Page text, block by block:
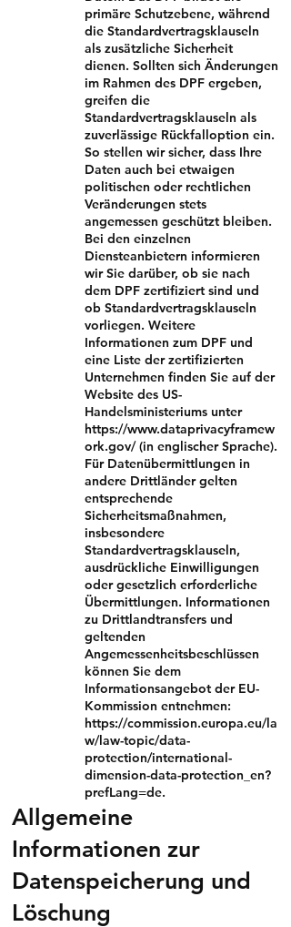
primäre Schutzebene, während
die Standardvertragsklauseln
als zusätzliche Sicherheit
dienen. Sollten sich Änderungen
im Rahmen des DPF ergeben,
greifen die
Standardvertragsklauseln als
zuverlässige Rückfalloption ein.
So stellen wir sicher, dass Ihre
Daten auch bei etwaigen
politischen oder rechtlichen
Veränderungen stets
angemessen geschützt bleiben.
Bei den einzelnen
Diensteanbietern informieren
wir Sie darüber, ob sie nach
dem DPF zertifiziert sind und
ob Standardvertragsklauseln
vorliegen. Weitere
Informationen zum DPF und
eine Liste der zertifizierten
Unternehmen finden Sie auf der
Website des US-
Handelsministeriums unter
https://www.dataprivacyframew
ork.gov/(in englischer Sprache).
Für Datenübermittlungen in
andere Drittländer gelten
entsprechende
Sicherheitsmaßnahmen,
insbesondere
Standardvertragsklauseln,
ausdrückliche Einwilligungen
oder gesetzlich erforderliche
Übermittlungen. Informationen
zu Drittlandtransfers und
geltenden
Angemessenheitsbeschlüssen
können Sie dem
Informationsangebot der EU-
Kommission entnehmen:
https://commission.europa.eu/la
w/law-topic/data-
protection/international-
dimension-data-protection_en?
prefLang=de.
Allgemeine
Informationen zur
Datenspeicherung und
Löschung